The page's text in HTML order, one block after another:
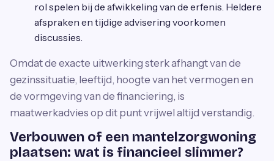
rol spelen bij de afwikkeling van de erfenis. Heldere
afspraken en tijdige advisering voorkomen
discussies.
Omdat de exacte uitwerking sterk afhangt van de
gezinssituatie, leeftijd, hoogte van het vermogen en
de vormgeving van de financiering, is
maatwerkadvies op dit punt vrijwel altijd verstandig.
Verbouwen of een mantelzorgwoning
plaatsen: wat is financieel slimmer?